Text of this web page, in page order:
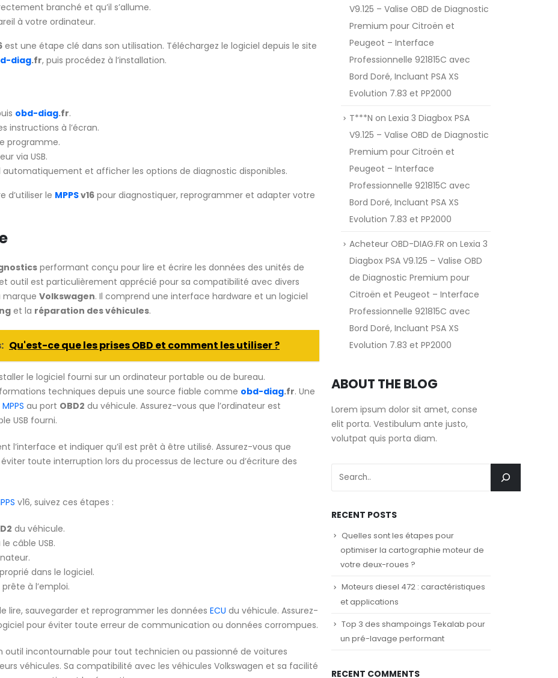
branché et qu’il s’allume.
à votre ordinateur.
est une étape clé dans son utilisation. Téléchargez le logiciel depuis le site
diag.fr, puis procédez à l’installation.
obd-diag.fr.
instructions à l’écran.
programme.
via USB.
automatiquement et afficher les options de diagnostic disponibles.
d’utiliser le MPPSv16 pour diagnostiquer, reprogrammer et adapter votre
performant conçu pour lire et écrire les données des unités de
outil est particulièrement apprécié pour sa compatibilité avec divers
marque Volkswagen. Il comprend une interface hardware et un logiciel
et la réparation des véhicules.
Qu'est-ce que les prises OBD et comment les utiliser ?
le logiciel fourni sur un ordinateur portable ou de bureau.
techniques depuis une source fiable comme obd-diag.fr. Une
MPPS au port OBD2 du véhicule. Assurez-vous que l’ordinateur est
USB fourni.
l’interface et indiquer qu’il est prêt à être utilisé. Assurez-vous que
toute interruption lors du processus de lecture ou d’écriture des
v16, suivez ces étapes :
du véhicule.
câble USB.
dans le logiciel.
à l’emploi.
lire, sauvegarder et reprogrammer les données ECU du véhicule. Assurez-
pour éviter toute erreur de communication ou données corrompues.
outil incontournable pour tout technicien ou passionné de voitures
véhicules. Sa compatibilité avec les véhicules Volkswagen et sa facilité
V9.125 – Valise OBD de Diagnostic
Premium pour Citroën et
Peugeot – Interface
Professionnelle 921815C avec
Bord Doré, Incluant PSA XS
Evolution 7.83 et PP2000
T***N on Lexia 3 Diagbox PSA
V9.125 – Valise OBD de Diagnostic
Premium pour Citroën et
Peugeot – Interface
Professionnelle 921815C avec
Bord Doré, Incluant PSA XS
Evolution 7.83 et PP2000
Acheteur OBD-DIAG.FR on Lexia 3
Diagbox PSA V9.125 – Valise OBD
de Diagnostic Premium pour
Citroën et Peugeot – Interface
Professionnelle 921815C avec
Bord Doré, Incluant PSA XS
Evolution 7.83 et PP2000
ABOUT THE BLOG
Lorem ipsum dolor sit amet, conse
elit porta. Vestibulum ante justo,
volutpat quis porta diam.
RECENT POSTS
Quelles sont les étapes pour
optimiser la cartographie moteur de
votre deux-roues ?
Moteurs diesel 472 : caractéristiques
et applications
Top 3 des shampoings Tekalab pour
un pré-lavage performant
RECENT COMMENTS